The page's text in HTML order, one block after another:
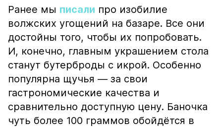
Ранее мы писали про изобилие
волжских угощений на базаре. Все они
достойны того, чтобы их попробовать.
И, конечно, главным украшением стола
станут бутерброды с икрой. Особенно
популярна щучья — за свои
гастрономические качества и
сравнительно доступную цену. Баночка
чуть более 100 граммов обойдётся в